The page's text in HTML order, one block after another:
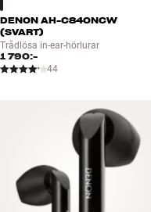
DENON AH-C840NCW
(SVART)
Trådlösa in-ear-hörlurar
1 790:-
44